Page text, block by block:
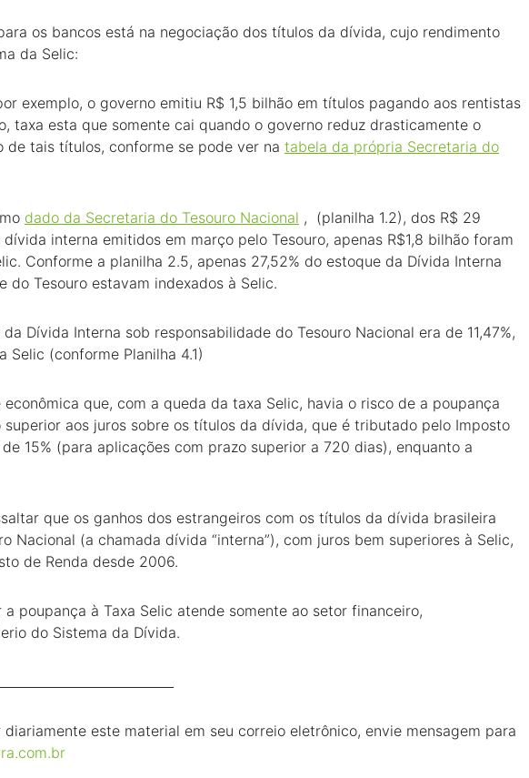
os bancos está na negociação dos títulos da dívida, cujo rendimento
da Selic:
o governo emitiu R$ 1,5 bilhão em títulos pagando aos rentistas
taxa esta que somente cai quando o governo reduz drasticamente o
de tais títulos, conforme se pode ver na tabela da própria Secretaria do
dado da Secretaria do Tesouro Nacional , (planilha 1.2), dos R$ 29
interna emitidos em março pelo Tesouro, apenas R$1,8 bilhão foram
Conforme a planilha 2.5, apenas 27,52% do estoque da Dívida Interna
do Tesouro estavam indexados à Selic.
Interna sob responsabilidade do Tesouro Nacional era de 11,47%,
Selic (conforme Planilha 4.1)
que, com a queda da taxa Selic, havia o risco de a poupança
aos juros sobre os títulos da dívida, que é tributado pelo Imposto
15% (para aplicações com prazo superior a 720 dias), enquanto a
que os ganhos dos estrangeiros com os títulos da dívida brasileira
Nacional (a chamada dívida “interna”), com juros bem superiores à Selic,
de Renda desde 2006.
poupança à Taxa Selic atende somente ao setor financeiro,
do Sistema da Dívida.
este material em seu correio eletrônico, envie mensagem para